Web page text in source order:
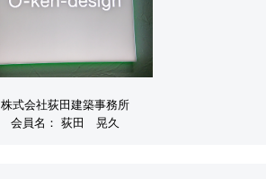
株式会社荻田建築事務所
会員名： 荻田 晃久